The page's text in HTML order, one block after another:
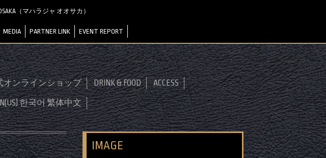
（マハラジャ オオサカ）
MEDIA PARTNER LINK EVENT REPORT
オンラインショップ DRINK & FOOD ACCESS
한국어 繁体中文
IMAGE